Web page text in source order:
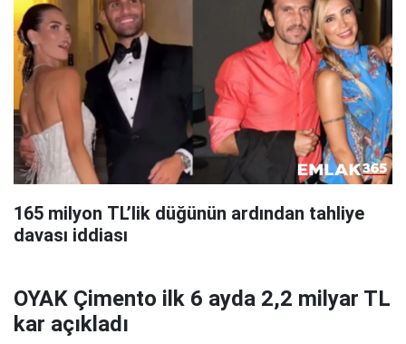
165 milyon TL’lik düğünün ardından tahliye
davası iddiası
OYAK Çimento ilk 6 ayda 2,2 milyar TL
kar açıkladı